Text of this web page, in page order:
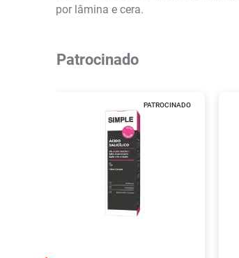
por lâmina e cera.
Patrocinado
PATROCINADO